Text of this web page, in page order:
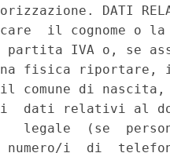
DATI
il cognome o
partita IVA o, se
fisica riportare,
comune di
dati relativi al
legale  (se
i  di